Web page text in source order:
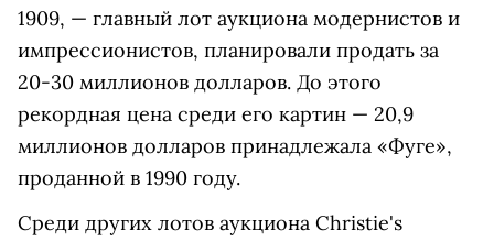
1909, — главный лот аукциона модернистов и
импрессионистов, планировали продать за
20-30 миллионов долларов. До этого
рекордная цена среди его картин — 20,9
миллионов долларов принадлежала «Фуге»,
проданной в 1990 году.
Среди других лотов аукциона Christie's